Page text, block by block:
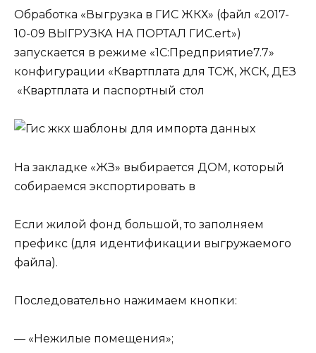
Обработка «Выгрузка в ГИС ЖКХ» (файл «2017-
10-09 ВЫГРУЗКА НА ПОРТАЛ ГИС.ert»)
запускается в режиме «1С:Предприятие7.7»
конфигурации «Квартплата для ТСЖ, ЖСК, ДЕЗ
«Квартплата и паспортный стол
На закладке «ЖЗ» выбирается ДОМ, который
собираемся экспортировать в
Если жилой фонд большой, то заполняем
префикс (для идентификации выгружаемого
файла).
Последовательно нажимаем кнопки:
— «Нежилые помещения»;